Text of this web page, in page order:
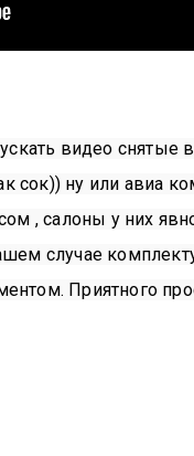
видео снятые
сок)) ну или авиа
, салоны у них
случае
Приятного